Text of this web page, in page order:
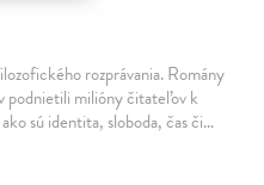
rozprávania. Romány
podnietili milióny čitateľov k
sú identita, sloboda, čas či…